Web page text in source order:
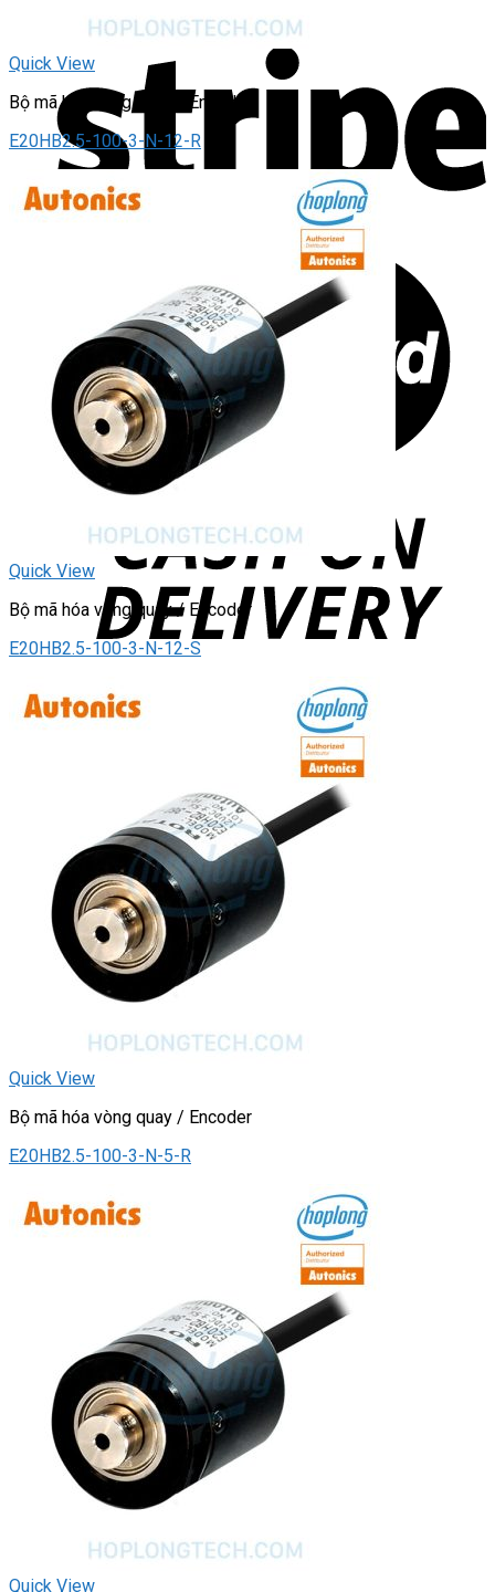
Quick View
Bộ mã hóa vòng quay / Encoder
E20HB2.5-100-3-N-12-R
Quick View
Bộ mã hóa vòng quay / Encoder
E20HB2.5-100-3-N-12-S
Quick View
Bộ mã hóa vòng quay / Encoder
E20HB2.5-100-3-N-5-R
Quick View